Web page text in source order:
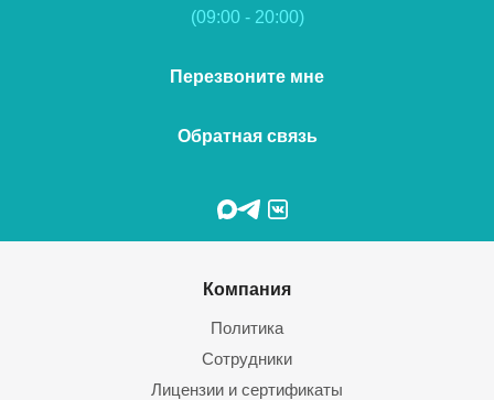
(09:00 - 20:00)
Перезвоните мне
Обратная связь
Компания
Политика
Сотрудники
Лицензии и сертификаты